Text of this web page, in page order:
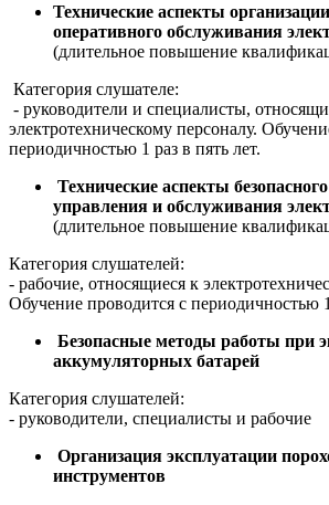
Технические аспекты
оперативного обслуживания
(длительное повышение
Категория слушателе:
- руководители и специалисты,
электротехническому персоналу.
периодичностью 1 раз в пять лет.
Технические аспекты
управления и обслуживания
(длительное повышение
Категория слушателей:
- рабочие, относящиеся к
Обучение проводится с периодичностью
Безопасные методы работы при
аккумуляторных батарей
Категория слушателей:
- руководители, специалисты и рабочие
Организация эксплуатации
инструментов